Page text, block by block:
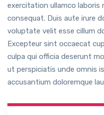
exercitation ullamco laboris
consequat. Duis aute irure
voluptate velit esse cillum
Excepteur sint occaecat
culpa qui officia deserunt
ut perspiciatis unde omnis
accusantium doloremque